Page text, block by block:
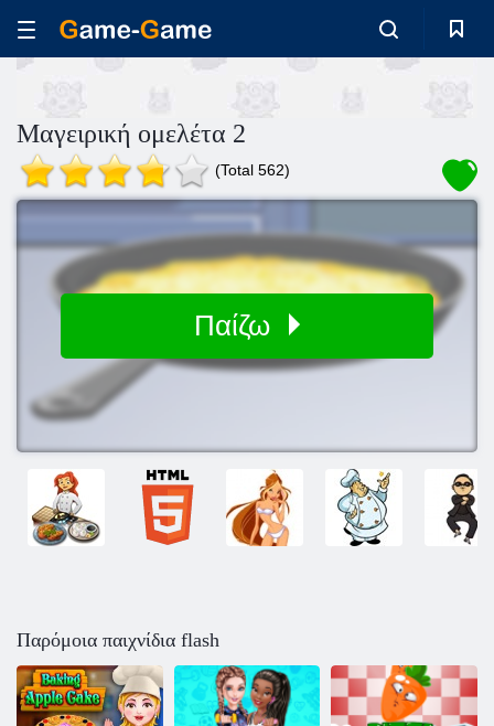
Μαγειρική ομελέτα 2
(Total 562)
Παίζω
Παρόμοια παιχνίδια flash